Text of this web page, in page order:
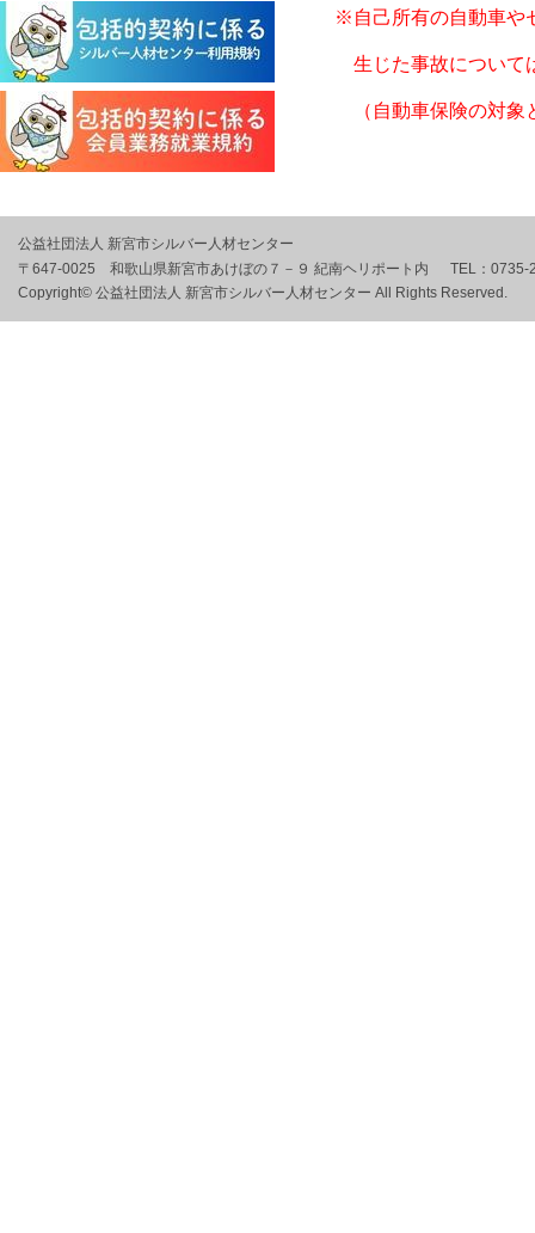
※自己所有の自動車や
生じた事故について
（自動車保険の対象
公益社団法人 新宮市シルバー人材センター
〒647-0025 和歌山県新宮市あけぼの７－９ 紀南ヘリポート内
TEL： 0735-
Copyright© 公益社団法人 新宮市シルバー人材センター All Rights Reserved.